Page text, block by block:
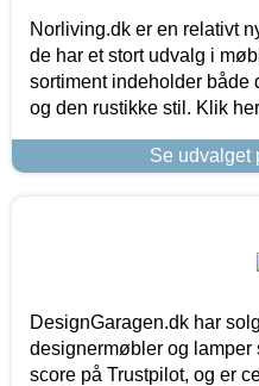
Norliving.dk er en relativt
de har et stort udvalg i
sortiment indeholder både
og den rustikke stil. Klik
Se udvalget
DesignGaragen.dk har
designermøbler og lamper
score på Trustpilot, og er